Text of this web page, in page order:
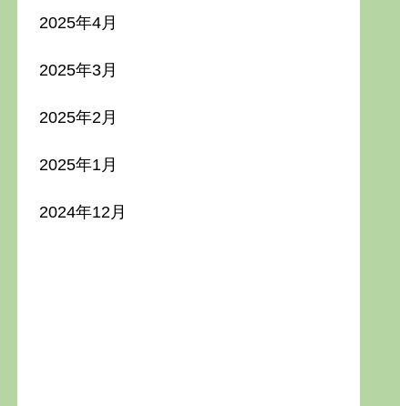
2025年4月
2025年3月
2025年2月
2025年1月
2024年12月